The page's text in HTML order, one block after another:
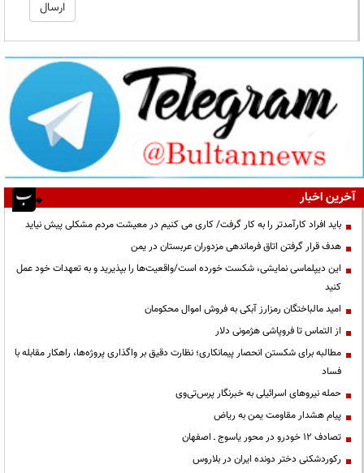
آخرین اخبار
باید افراد کارآمدتر را به کار گرفت/ کاری می کنیم در معیشت مردم مشکلی پیش نیاید
هدف قرار گرفتن اتاق‌ فرماندهی مزدوران عربستان در یمن
این دیپلماسی نمایشی، شکست خورده است/واقعیت‌ها را بپذیرید و به تعهدات خود عمل
کنید
امید مالباختگان رمزارز آبکی به فروش اموال محکومان
از التماس تا فروپاشی هژمونی دلار
مطالبه برای شکستن انحصار پیمانکاری؛ نظارت دقیق بر واگذاری پروژه‌ها، راهکار مقابله با
فساد
حمله نیروهای اسرائیلی به خبرنگار پرس‌تی‌وی
پیام هشدار مقاومت یمن به ریاض
تصادف ۱۲ خودرو در محور یاسوج ـ اصفهان
رکوردشکنی دختر دونده ایران در بلاروس